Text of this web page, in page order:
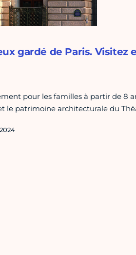
gardé de Paris. Visitez
pour les familles à partir de 8
le patrimoine architecturale du